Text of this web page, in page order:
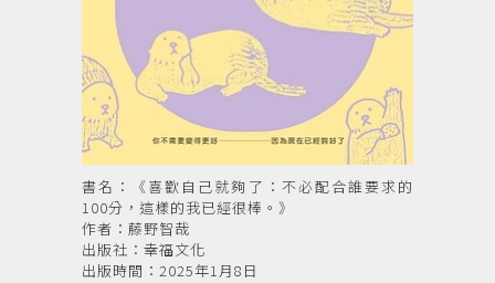
書名：《喜歡自己就夠了：不必配合誰要求的
100分，這樣的我已經很棒。》
作者：藤野智哉
出版社：幸福文化
出版時間：2025年1月8日